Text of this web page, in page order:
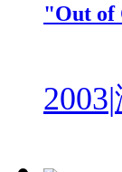
"Out of
2003|